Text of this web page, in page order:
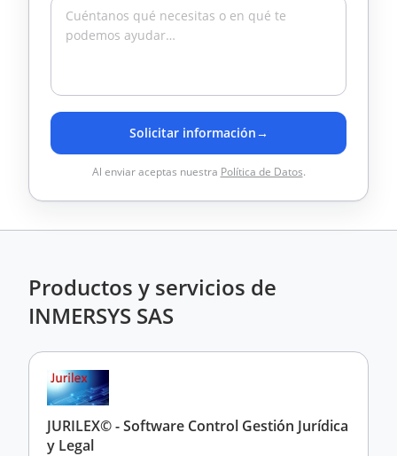
Solicitar información→
Al enviar aceptas nuestra Política de Datos.
Productos y servicios de
INMERSYS SAS
JURILEX© - Software Control Gestión Jurídica
y Legal